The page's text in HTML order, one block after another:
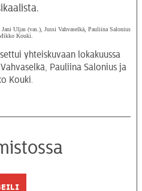
yhteiskuvaan lokakuussa
Pauliina Salonius ja
Kouki.